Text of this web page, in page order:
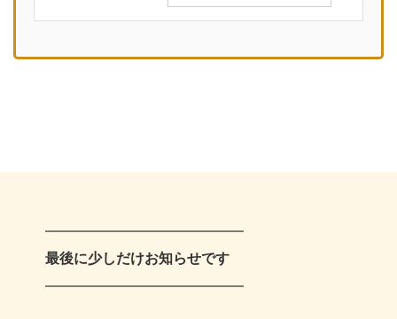
――――――――――――――
最後に少しだけお知らせです
――――――――――――――